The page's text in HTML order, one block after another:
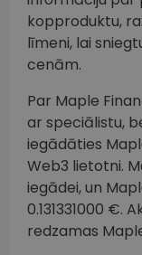
kopproduktu,
līmeni, lai
cenām.
Par Maple
ar speciālistu,
iegādāties
Web3 lietotni.
iegādei, un
0.131331000 €.
redzamas